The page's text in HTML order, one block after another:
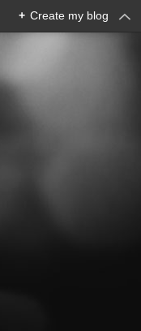
+ Create my blog